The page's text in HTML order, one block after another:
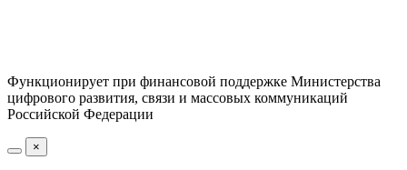
Функционирует при финансовой поддержке Министерства
цифрового развития, связи и массовых коммуникаций
Российской Федерации
×